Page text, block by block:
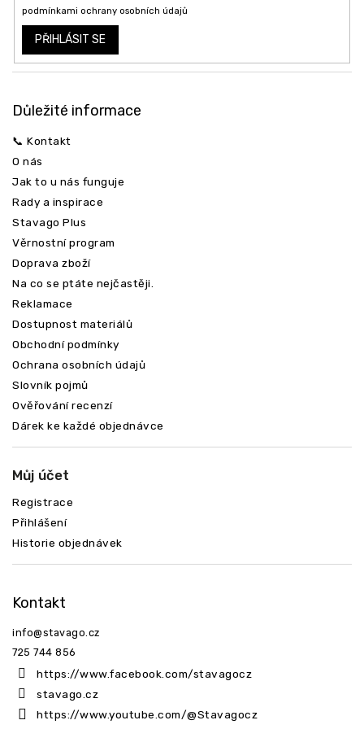
podmínkami ochrany osobních údajů
PŘIHLÁSIT SE
Důležité informace
📞 Kontakt
O nás
Jak to u nás funguje
Rady a inspirace
Stavago Plus
Věrnostní program
Doprava zboží
Na co se ptáte nejčastěji.
Reklamace
Dostupnost materiálů
Obchodní podmínky
Ochrana osobních údajů
Slovník pojmů
Ověřování recenzí
Dárek ke každé objednávce
Můj účet
Registrace
Přihlášení
Historie objednávek
Kontakt
info@stavago.cz
725 744 856
https://www.facebook.com/stavagocz
stavago.cz
https://www.youtube.com/@Stavagocz